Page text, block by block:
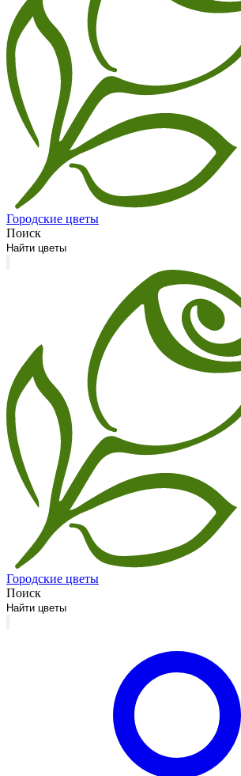
Городские цветы
Поиск
Городские цветы
Поиск